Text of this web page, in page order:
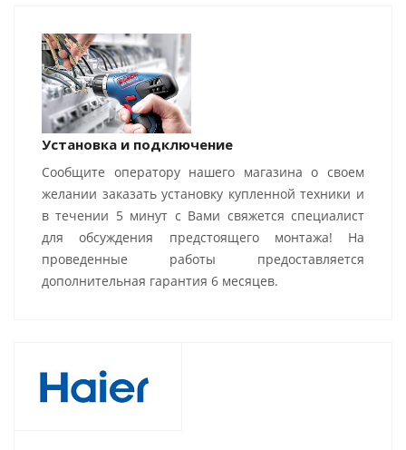
Установка и подключение
Сообщите оператору нашего магазина о своем
желании заказать установку купленной техники и
в течении 5 минут с Вами свяжется специалист
для обсуждения предстоящего монтажа! На
проведенные работы предоставляется
дополнительная гарантия 6 месяцев.